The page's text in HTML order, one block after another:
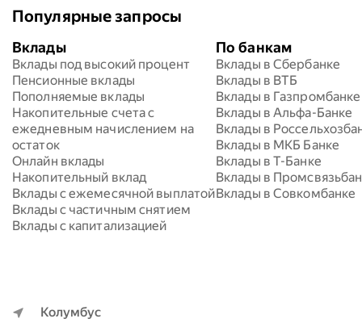
Популярные запросы
Вклады
Вклады под высокий процент
Пенсионные вклады
Пополняемые вклады
Накопительные счета с
ежедневным начислением на
остаток
Онлайн вклады
Накопительный вклад
Вклады с ежемесячной выплатой
Вклады с частичным снятием
Вклады с капитализацией
По банкам
Вклады в Сбербанке
Вклады в ВТБ
Вклады в Газпромбанке
Вклады в Альфа-Банке
Вклады в
Вклады в МКБ Банке
Вклады в Т-Банке
Вклады в
Вклады в Совкомбанке
Колумбус